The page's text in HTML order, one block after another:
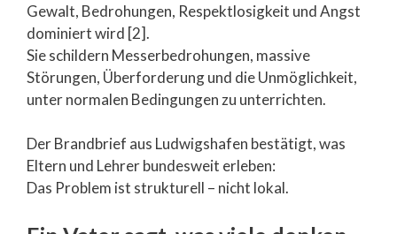
Gewalt, Bedrohungen, Respektlosigkeit und Angst
dominiert wird [2].
Sie schildern Messerbedrohungen, massive
Störungen, Überforderung und die Unmöglichkeit,
unter normalen Bedingungen zu unterrichten.
Der Brandbrief aus Ludwigshafen bestätigt, was
Eltern und Lehrer bundesweit erleben:
Das Problem ist strukturell – nicht lokal.